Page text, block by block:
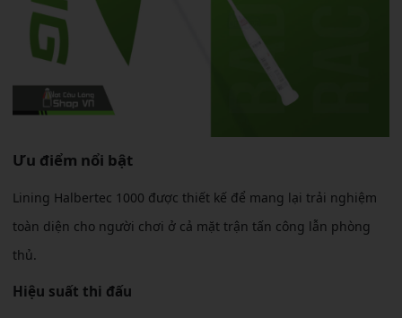
Ưu điểm nổi bật
Lining Halbertec 1000 được thiết kế để mang lại trải nghiệm
toàn diện cho người chơi ở cả mặt trận tấn công lẫn phòng
thủ.
Hiệu suất thi đấu